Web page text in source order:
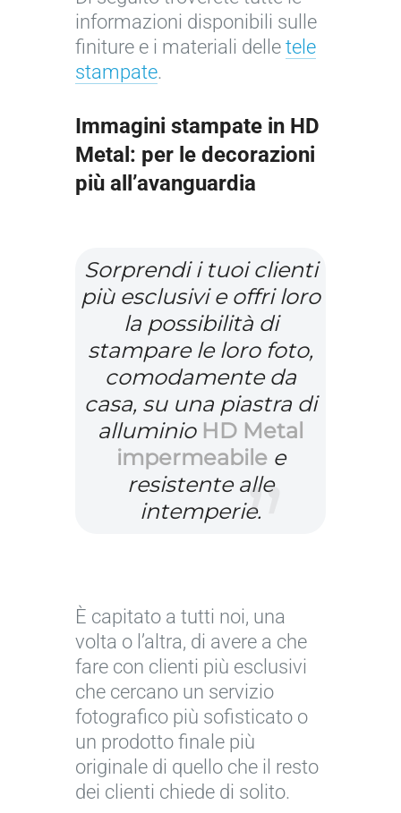
informazioni disponibili sulle
finiture e i materiali delle tele
stampate.
Immagini stampate in HD
Metal: per le decorazioni
più all’avanguardia
m
a
g
i
n
e
p
e
r
e
l
e
c
o
n
c
e
s
Sorprendi i tuoi clienti
più esclusivi e offri loro
la possibilità di
stampare le loro foto,
comodamente da
casa, su una piastra di
alluminio HD Metal
impermeabilee
resistente alle
intemperie.
È capitato a tutti noi, una
volta o l’altra, di avere a che
fare con clienti più esclusivi
che cercano un servizio
fotografico più sofisticato o
un prodotto finale più
originale di quello che il resto
dei clienti chiede di solito.